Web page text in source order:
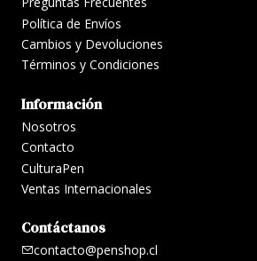
*Peso: 454g
Política de Envíos
Cambios y Devoluciones
Términos y Condiciones
Información
Nosotros
Contacto
CulturaPen
Ventas Internacionales
Contáctanos
contacto@penshop.cl